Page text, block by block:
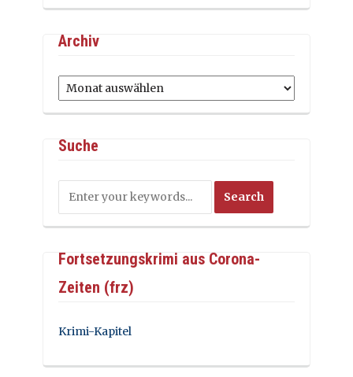
Archiv
Archiv
Suche
Fortsetzungskrimi aus Corona-
Zeiten (frz)
Krimi-Kapitel